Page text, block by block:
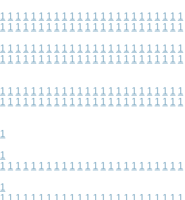
1 1 1 1 1 1 1 1 1 1 1 1 1 1 1 1 1 1 1 1 1 1 1 1
1 1 1 1 1 1 1 1 1 1 1 1 1 1 1 1 1 1 1 1 1 1 1 1
1 1 1 1 1 1 1 1 1 1 1 1 1 1 1 1 1 1 1 1 1 1 1 1
1 1 1 1 1 1 1 1 1 1 1 1 1 1 1 1 1 1 1 1 1 1 1 1
1 1 1 1 1 1 1 1 1 1 1 1 1 1 1 1 1 1 1 1 1 1 1 1
1 1 1 1 1 1 1 1 1 1 1 1 1 1 1 1 1 1 1 1 1 1 1 1
1
1
1 1 1 1 1 1 1 1 1 1 1 1 1 1 1 1 1 1 1 1 1 1 1 1
1